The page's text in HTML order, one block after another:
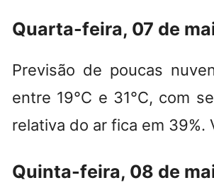
Quarta-feira, 07 de
Previsão de poucas
entre 19°C e 31°C, com
relativa do ar fica em
Quinta-feira, 08 de